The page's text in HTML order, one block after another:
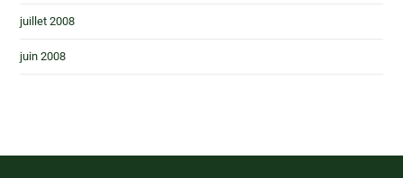
juillet 2008
juin 2008